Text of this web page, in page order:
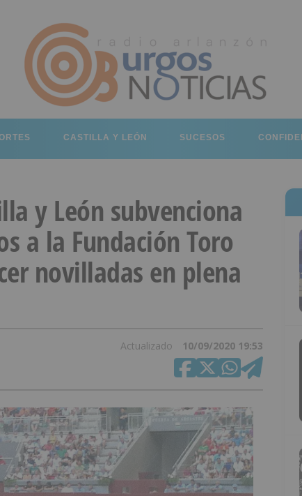
CASTILLA Y LEÓN SUCESOS
y León subvenciona
a la Fundación Toro
novilladas en plena
Actualizado 10/09/2020 19:53